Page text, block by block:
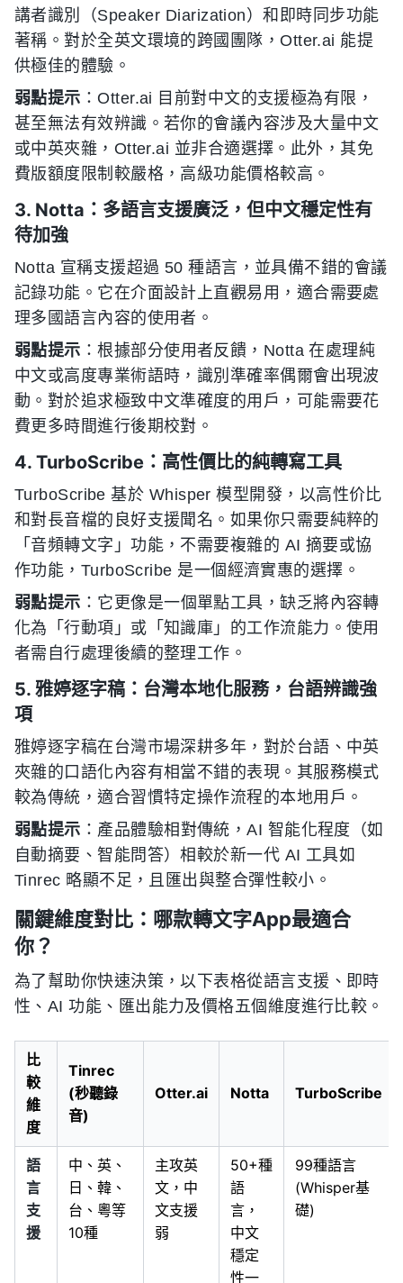
講者識別（Speaker Diarization）和即時同步功能
著稱。對於全英文環境的跨國團隊，Otter.ai 能提
供極佳的體驗。
弱點提示 ：Otter.ai 目前對中文的支援極為有限，
甚至無法有效辨識。若你的會議內容涉及大量中文
或中英夾雜，Otter.ai 並非合適選擇。此外，其免
費版額度限制較嚴格，高級功能價格較高。
3. Notta：多語言支援廣泛，但中文穩定性有
待加強
Notta 宣稱支援超過 50 種語言，並具備不錯的會議
記錄功能。它在介面設計上直觀易用，適合需要處
理多國語言內容的使用者。
弱點提示 ：根據部分使用者反饋，Notta 在處理純
中文或高度專業術語時，識別準確率偶爾會出現波
動。對於追求極致中文準確度的用戶，可能需要花
費更多時間進行後期校對。
4. TurboScribe：高性價比的純轉寫工具
TurboScribe 基於 Whisper 模型開發，以高性价比
和對長音檔的良好支援聞名。如果你只需要純粹的
「音頻轉文字」功能，不需要複雜的 AI 摘要或協
作功能，TurboScribe 是一個經濟實惠的選擇。
弱點提示 ：它更像是一個單點工具，缺乏將內容轉
化為「行動項」或「知識庫」的工作流能力。使用
者需自行處理後續的整理工作。
5. 雅婷逐字稿：台灣本地化服務，台語辨識強
項
雅婷逐字稿在台灣市場深耕多年，對於台語、中英
夾雜的口語化內容有相當不錯的表現。其服務模式
較為傳統，適合習慣特定操作流程的本地用戶。
弱點提示 ：產品體驗相對傳統，AI 智能化程度（如
自動摘要、智能問答）相較於新一代 AI 工具如
Tinrec 略顯不足，且匯出與整合彈性較小。
關鍵維度對比：哪款轉文字App最適合
你？
為了幫助你快速決策，以下表格從語言支援、即時
性、AI 功能、匯出能力及價格五個維度進行比較。
比
較
維
度
Tinrec
(秒聽錄
音)
Otter.ai Notta TurboScribe
語
言
支
援
中、英、
日、韓、
台、粵等
10種
主攻英
文，中
文支援
弱
50+種
語
言，
中文
穩定
性一
99種語言
(Whisper基
礎)